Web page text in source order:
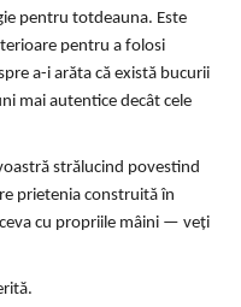
pentru totdeauna. Este
pentru a folosi
a-i arăta că există bucurii
mai autentice decât cele
strălucind povestind
prietenia construită în
cu propriile mâini — veți